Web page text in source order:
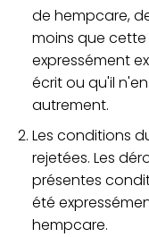
de hempcare,
moins que
expressément
écrit ou qu'il
autrement.
Les conditions
rejetées. Les
présentes
été
hempcare.